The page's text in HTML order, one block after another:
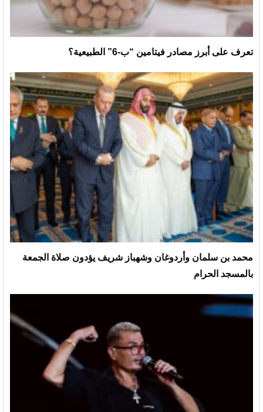
تعرف على أبرز مصادر فيتامين “ب-6” الطبيعية؟
محمد بن سلمان وأردوغان وشهباز شريف يؤدون صلاة الجمعة
بالمسجد الحرام